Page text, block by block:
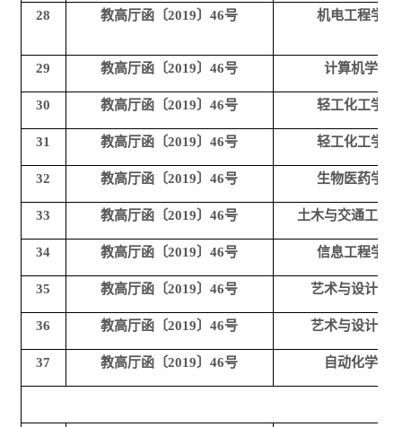
28 教高厅函〔2019〕46号 机电工程学院
29 教高厅函〔2019〕46号 计算机学院
30 教高厅函〔2019〕46号 轻工化工学院
31 教高厅函〔2019〕46号 轻工化工学院
32 教高厅函〔2019〕46号 生物医药学院
33 教高厅函〔2019〕46号 土木与交通工程
34 教高厅函〔2019〕46号 信息工程学院
35 教高厅函〔2019〕46号 艺术与设计学
36 教高厅函〔2019〕46号 艺术与设计学
37 教高厅函〔2019〕46号 自动化学院